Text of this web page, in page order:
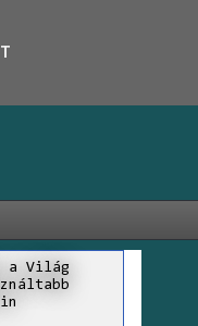
a Világ